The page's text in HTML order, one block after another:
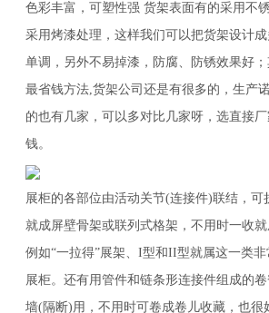
色彩丰富，可塑性强 货架表面有的采用不
采用烤漆处理，这样我们可以把货架设计
单调，另外不易掉漆，防腐、防锈效果好
最省钱方法,货架公司还是有很多的，生产
的也有几家，可以多对比几家呀，选直接
钱。
展柜的各部位由活动关节(连接件)联结，可
就成屏壁骨架或联列式格架，不用时一收就
例如“一拉得”展架、I型和II型就属这一类
展柜。还有用管件和链条形连接件组成的
墙(隔断)用，不用时可卷成卷儿收藏，也很